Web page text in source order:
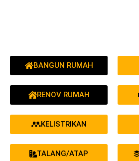
BANGUN RUMAH
RENOV RUMAH
KELISTRIKAN
TALANG/ATAP